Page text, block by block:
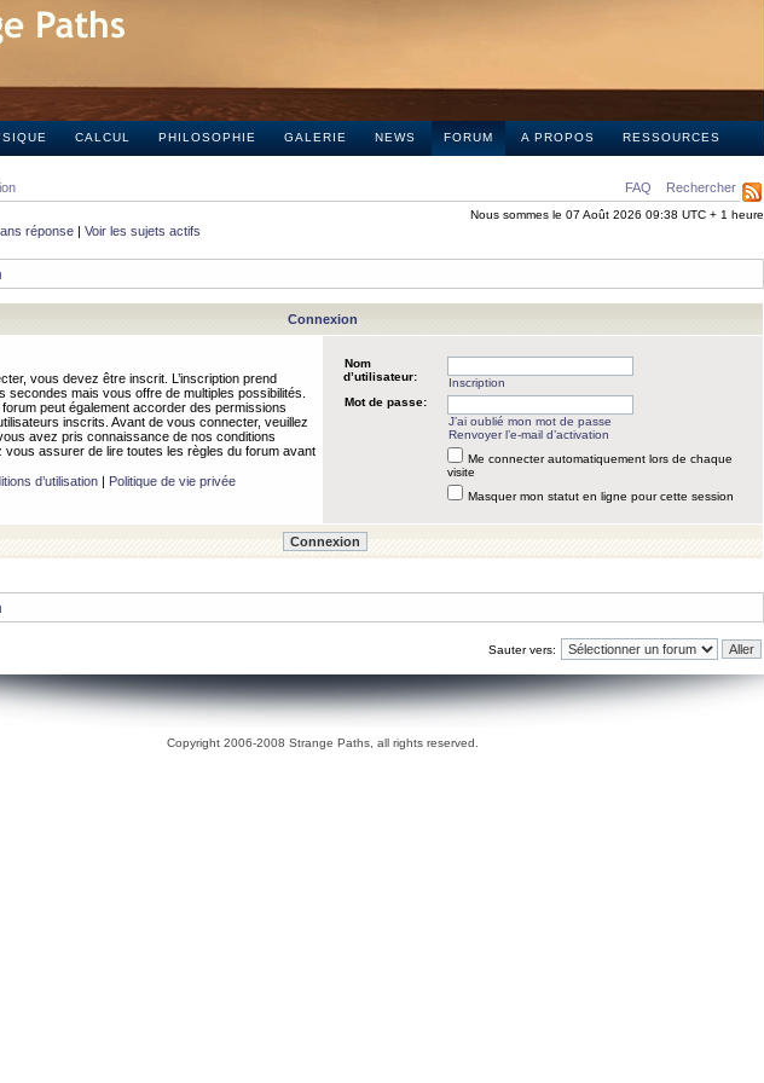
CALCUL PHILOSOPHIE GALERIE NEWS FORUM A PROPOS RESSOURCES
FAQ Rechercher
Nous sommes le 07 Août 2026 09:38 UTC + 1 heure
réponse | Voir les sujets actifs
Connexion
vous devez être inscrit. L’inscription prend
secondes mais vous offre de multiples possibilités.
forum peut également accorder des permissions
inscrits. Avant de vous connecter, veuillez
avez pris connaissance de nos conditions
vous assurer de lire toutes les règles du forum avant
d’utilisation| Politique de vie privée
Nom
d’utilisateur:
Inscription
Mot de passe:
J’ai oublié mon mot de passe
Renvoyer l’e-mail d’activation
Me connecter automatiquement lors de chaque
visite
Masquer mon statut en ligne pour cette session
Sauter vers:
Copyright 2006-2008 Strange Paths, all rights reserved.